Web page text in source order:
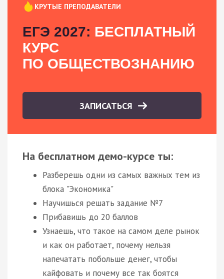
КРУТЫЕ ПРЕПОДАВАТЕЛИ
ЕГЭ 2027: БЕСПЛАТНЫЙ
КУРС
ПО ОБЩЕСТВОЗНАНИЮ
ЗАПИСАТЬСЯ
На бесплатном демо-курсе ты:
Разберешь одни из самых важных тем из
блока "Экономика"
Научишься решать задание №7
Прибавишь до 20 баллов
Узнаешь, что такое на самом деле рынок
и как он работает, почему нельзя
напечатать побольше денег, чтобы
кайфовать и почему все так боятся